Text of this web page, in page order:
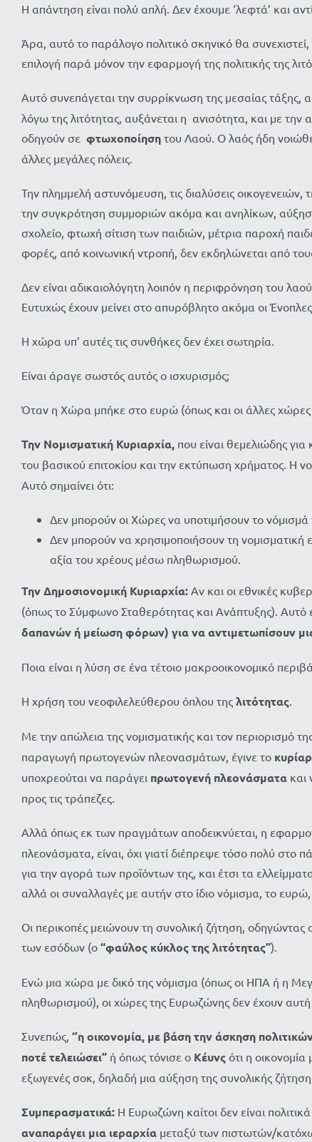
Η απάντηση είναι πολύ απλή. Δεν έχουμε ‘λεφτά’ και
Άρα, αυτό το παράλογο πολιτικό σκηνικό θα
επιλογή παρά μόνον την εφαρμογή της πολιτικής της
Αυτό συνεπάγεται την συρρίκνωση της μεσαίας τάξης,
λόγω της λιτότητας, αυξάνεται η ανισότητα, και με
οδηγούν σε φτωχοποίηση του Λαού. Ο λαός ήδη
άλλες μεγάλες πόλεις.
Την πλημμελή αστυνόμευση, τις διαλύσεις
την συγκρότηση συμμοριών ακόμα και ανηλίκων,
σχολείο, φτωχή σίτιση των παιδιών, μέτρια παροχή
φορές, από κοινωνική ντροπή, δεν εκδηλώνεται από
Δεν είναι αδικαιολόγητη λοιπόν η περιφρόνηση του
Ευτυχώς έχουν μείνει στο απυρόβλητο ακόμα οι
Η χώρα υπ’ αυτές τις συνθήκες δεν έχει σωτηρία.
Είναι άραγε σωστός αυτός ο ισχυρισμός;
Όταν η Χώρα μπήκε στο ευρώ (όπως και οι άλλες χώρες
Την Νομισματική Κυριαρχία, που είναι θεμελιώδης
του βασικού επιτοκίου και την εκτύπωση χρήματος. Η
Αυτό σημαίνει ότι:
Δεν μπορούν οι Χώρες να υποτιμήσουν το νόμισμά
Δεν μπορούν να χρησιμοποιήσουν τη
αξία του χρέους μέσω πληθωρισμού.
Την Δημοσιονομική Κυριαρχία: Αν και οι εθνικές
(όπως το Σύμφωνο Σταθερότητας και Ανάπτυξης). Αυτό
δαπανών ή μείωση φόρων) για να αντιμετωπίσουν
Ποια είναι η λύση σε ένα τέτοιο μακροοικονομικό
Η χρήση του νεοφιλελεύθερου όπλου της λιτότητας.
Με την απώλεια της νομισματικής και τον περιορισμό
παραγωγή πρωτογενών πλεονασμάτων, έγινε το
υποχρεούται να παράγει πρωτογενή πλεονάσματα και
προς τις τράπεζες.
Αλλά όπως εκ των πραγμάτων αποδεικνύεται, η
πλεονάσματα, είναι, όχι γιατί διέπρεψε τόσο πολύ
για την αγορά των προϊόντων της, και έτσι τα
αλλά οι συναλλαγές με αυτήν στο ίδιο νόμισμα, το
Οι περικοπές μειώνουν τη συνολική ζήτηση,
των εσόδων (ο “φαύλος κύκλος της λιτότητας”).
Ενώ μια χώρα με δικό της νόμισμα (όπως οι ΗΠΑ ή η
πληθωρισμού), οι χώρες της Ευρωζώνης δεν έχουν αυτή
Συνεπώς, ‘’η οικονομία, με βάση την άσκηση
ποτέ τελειώσει” ή όπως τόνισε ο Κέυνς ότι η
εξωγενές σοκ, δηλαδή μια αύξηση της συνολικής
Συμπερασματικά: Η Ευρωζώνη καίτοι δεν είναι
αναπαράγει μια ιεραρχία μεταξύ των πιστωτών/